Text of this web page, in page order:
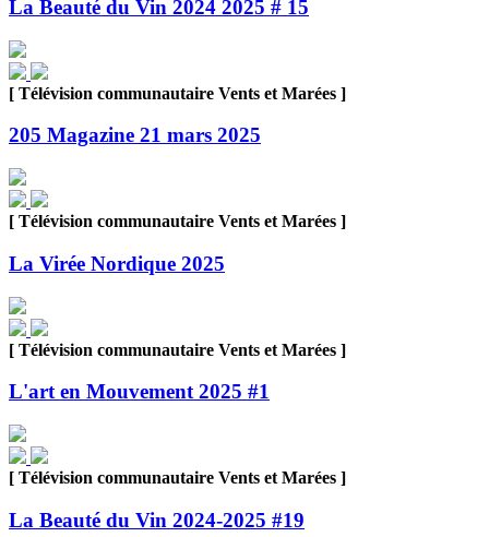
La Beauté du Vin 2024 2025 # 15
[ Télévision communautaire Vents et Marées ]
205 Magazine 21 mars 2025
[ Télévision communautaire Vents et Marées ]
La Virée Nordique 2025
[ Télévision communautaire Vents et Marées ]
L'art en Mouvement 2025 #1
[ Télévision communautaire Vents et Marées ]
La Beauté du Vin 2024-2025 #19